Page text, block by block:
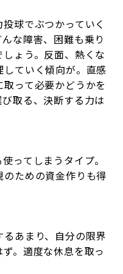
球でぶつかっていく
な障害、困難も乗り
ょう。反面、熱くな
ていく傾向が。直感
って必要かどうかを
取る、決断する力は
ってしまうタイプ。
ための資金作りも得
あまり、自分の限界
。適度な休息を取っ